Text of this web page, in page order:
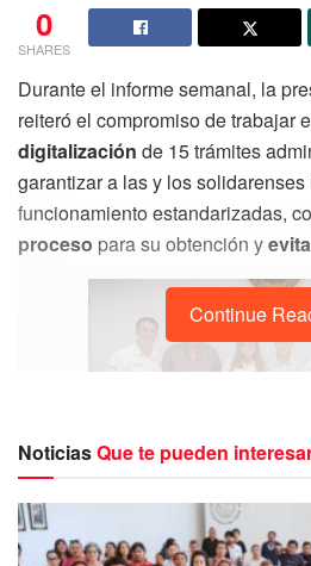
0
SHARES
Durante el informe semanal, la
reiteró el compromiso de trabajar
digitalización de 15 trámites
garantizar a las y los
funcionamiento estandarizadas,
proceso para su obtención y
“Hoy entregamos dos
funcionamiento a contribuyentes
Continue
NoticiasQue te pueden